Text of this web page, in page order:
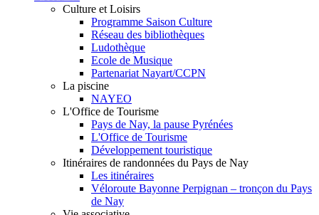
Culture et Loisirs
Programme Saison Culture
Réseau des bibliothèques
Ludothèque
Ecole de Musique
Partenariat Nayart/CCPN
La piscine
NAYEO
L'Office de Tourisme
Pays de Nay, la pause Pyrénées
L'Office de Tourisme
Développement touristique
Itinéraires de randonnées du Pays de Nay
Les itinéraires
Véloroute Bayonne Perpignan – tronçon du Pays
de Nay